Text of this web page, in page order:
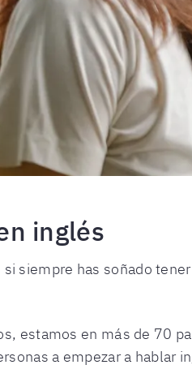
inglés
siempre has soñado
estamos en más de 70
a empezar a hablar